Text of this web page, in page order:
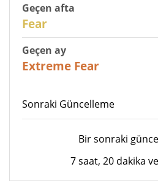
Geçen afta
Fear
Geçen ay
Extreme Fear
Sonraki Güncelleme
Bir sonraki
7 saat, 20 dakika